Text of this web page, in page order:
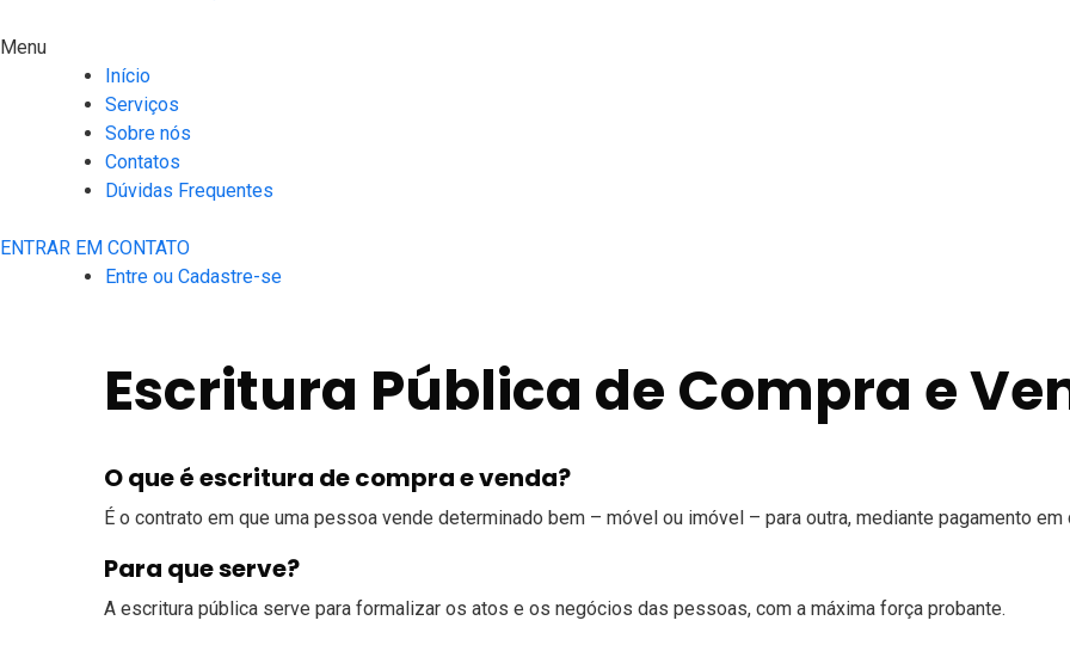
Menu
Início
Serviços
Sobre nós
Contatos
Dúvidas Frequentes
ENTRAR EM CONTATO
Entre ou Cadastre-se
Escritura Pública de Compra e
O que é escritura de compra e venda?
É o contrato em que uma pessoa vende determinado bem – móvel ou imóvel – para outra, mediante pagamento em
Para que serve?
A escritura pública serve para formalizar os atos e os negócios das pessoas, com a máxima força probante.